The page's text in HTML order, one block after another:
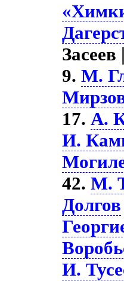
9.М.
17.А.
И.
42.М.
Долгов
И.